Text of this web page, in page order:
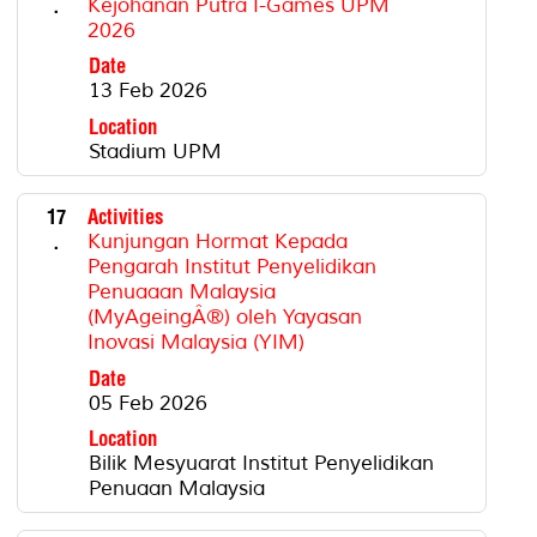
.
Kejohanan Putra I-Games UPM
2026
Date
13 Feb 2026
Location
Stadium UPM
17
.
Activities
Kunjungan Hormat Kepada
Pengarah Institut Penyelidikan
Penuaaan Malaysia
(MyAgeingÂ®) oleh Yayasan
Inovasi Malaysia (YIM)
Date
05 Feb 2026
Location
Bilik Mesyuarat Institut Penyelidikan
Penuaan Malaysia